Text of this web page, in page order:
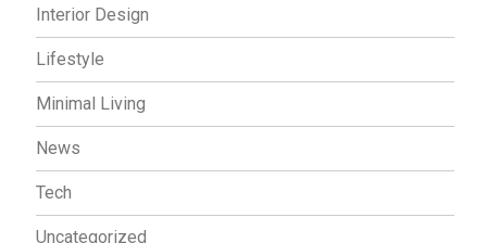
Interior Design
Lifestyle
Minimal Living
News
Tech
Uncategorized